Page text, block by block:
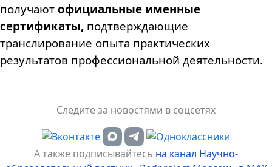
получают официальные именные
сертификаты, подтверждающие
транслирование опыта практических
результатов профессиональной деятельности.
Следите за новостями в соцсетях
А также подписывайтесь на канал Научно-